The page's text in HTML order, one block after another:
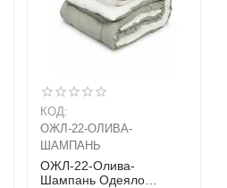
КОД:
ОЖЛ-22-ОЛИВА-
ШАМПАНЬ
ОЖЛ-22-Олива-
Шампань Одеяло